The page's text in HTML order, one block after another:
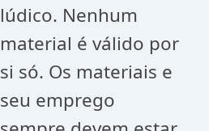
lúdico. Nenhum
material é válido por
si só. Os materiais e
seu emprego